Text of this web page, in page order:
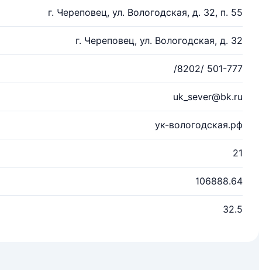
г. Череповец, ул. Вологодская, д. 32, п. 55
г. Череповец, ул. Вологодская, д. 32
/8202/ 501-777
uk_sever@bk.ru
ук-вологодская.рф
21
106888.64
32.5